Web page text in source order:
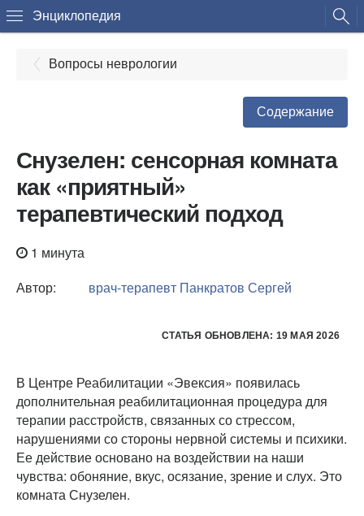
Энциклопедия
Вопросы неврологии
Содержание
Снузелен: сенсорная комната
как «приятный»
терапевтический подход
1 минута
Автор:
врач-терапевт Панкратов Сергей
СТАТЬЯ ОБНОВЛЕНА: 19 МАЯ 2026
В Центре Реабилитации «Эвексия» появилась
дополнительная реабилитационная процедура для
терапии расстройств, связанных со стрессом,
нарушениями со стороны нервной системы и психики.
Ее действие основано на воздействии на наши
чувства: обоняние, вкус, осязание, зрение и слух. Это
комната Снузелен.